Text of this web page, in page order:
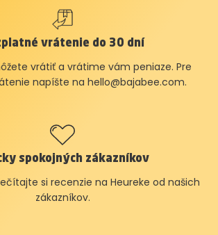
vrátenie do 30 dní
vrátiť a vrátime vám peniaze. Pre
napíšte na hello@bajabee.com.
spokojných zákazníkov
si recenzie na Heureke od našich
zákazníkov.